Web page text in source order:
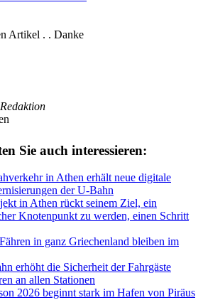
Artikel . . Danke
Redaktion
Sie auch interessieren:
in Athen erhält neue digitale
der U-Bahn
in Athen rückt seinem Ziel, ein
Knotenpunkt zu werden, einen Schritt
in ganz Griechenland bleiben im
erhöht die Sicherheit der Fahrgäste
an allen Stationen
2026 beginnt stark im Hafen von Piräus